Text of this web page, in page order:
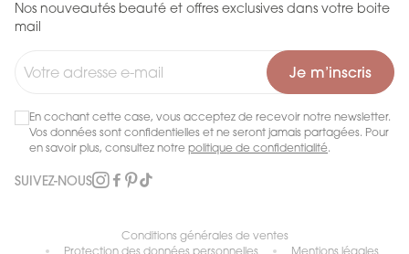
Nos nouveautés beauté et offres exclusives dans votre boite
mail
Je m’inscris
En cochant cette case, vous acceptez de recevoir notre newsletter.
Vos données sont confidentielles et ne seront jamais partagées. Pour
en savoir plus, consultez notre politique de confidentialité.
SUIVEZ-NOUS
Conditions générales de ventes
Protection des données personnelles
Mentions légales